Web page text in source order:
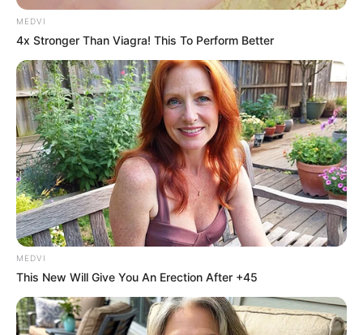
เนื้อหาที่ได้รับการโปรโมต
Top 9 Most Controversial 'Late Show' Moments
BRAINBERRIES
46 Years Later, The Blue Lagoon Stars Look
Unrecognizable
BRAINBERRIES
MEDVI
4x Stronger Than Viagra! This To Perform Better
MEDVI
This New Will Give You An Erection After +45